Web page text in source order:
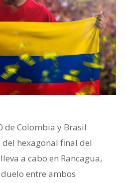
de Colombia y Brasil
hexagonal final del
a cabo en Rancagua,
entre ambos